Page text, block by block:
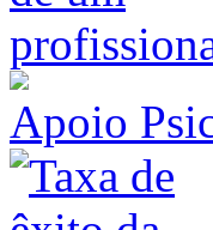
Apoio